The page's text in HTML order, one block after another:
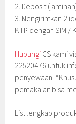
2. Deposit
3. Mengirimkan 2
KTP dengan SIM /
Hubungi CS kami
22520476 untuk
penyewaan.
pemakaian bisa
List lengkap